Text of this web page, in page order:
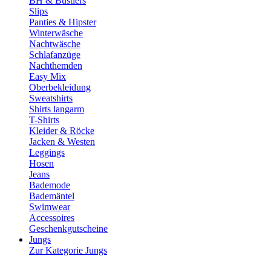
Slips
Panties & Hipster
Winterwäsche
Nachtwäsche
Schlafanzüge
Nachthemden
Easy Mix
Oberbekleidung
Sweatshirts
Shirts langarm
T-Shirts
Kleider & Röcke
Jacken & Westen
Leggings
Hosen
Jeans
Bademode
Bademäntel
Swimwear
Accessoires
Geschenkgutscheine
Jungs
Zur Kategorie Jungs